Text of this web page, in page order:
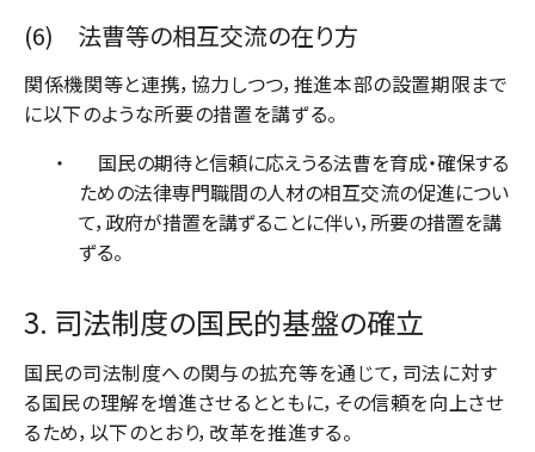
(6) 法曹等の相互交流の在り方
関係機関等と連携，協力しつつ，推進本部の設置期限まで
に以下のような所要の措置を講ずる。
国民の期待と信頼に応えうる法曹を育成・確保する
ための法律専門職間の人材の相互交流の促進につい
て，政府が措置を講ずることに伴い，所要の措置を講
ずる。
3. 司法制度の国民的基盤の確立
国民の司法制度への関与の拡充等を通じて，司法に対す
る国民の理解を増進させるとともに，その信頼を向上させ
るため，以下のとおり，改革を推進する。